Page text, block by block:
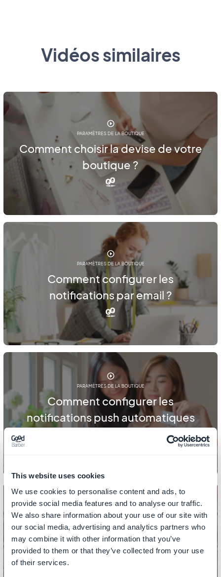
This website uses cookies
We use cookies to personalise content and ads, to
provide social media features and to analyse our traffic.
We also share information about your use of our site with
our social media, advertising and analytics partners who
may combine it with other information that you’ve
provided to them or that they’ve collected from your use
of their services.
Vidéos similaires
PARAMÈTRES DE LA BOUTIQUE
Comment choisir la devise de votre
boutique ?
PARAMÈTRES DE LA BOUTIQUE
Comment configurer les
notifications par email ?
PARAMÈTRES DE LA BOUTIQUE
Comment configurer les
notifications push automatiques
PARAMÈTRES DE LA BOUTIQUE
Comment configurer l'email par
défaut de votre boutique ?